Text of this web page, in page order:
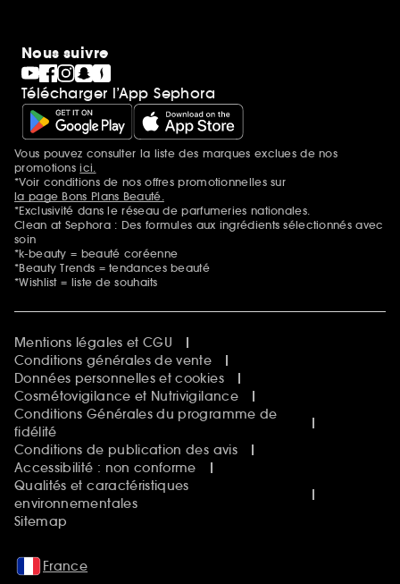
Nous suivre
Télécharger l’App Sephora
Mentions additionnelles
Vous pouvez consulter la liste des marques exclues de nos
promotionsici.
*Voir conditions de nos offres promotionnelles sur
la page Bons Plans Beauté.
*Exclusivité dans le réseau de parfumeries nationales.
Clean at Sephora : Des formules aux ingrédients sélectionnés avec
soin
*k-beauty = beauté coréenne
*Beauty Trends = tendances beauté
*Wishlist = liste de souhaits
Mentions légales et CGU
Conditions générales de vente
Données personnelles et cookies
Cosmétovigilance et Nutrivigilance
Conditions Générales du programme de
fidélité
Conditions de publication des avis
Accessibilité : non conforme
Qualités et caractéristiques
environnementales
Sitemap
France